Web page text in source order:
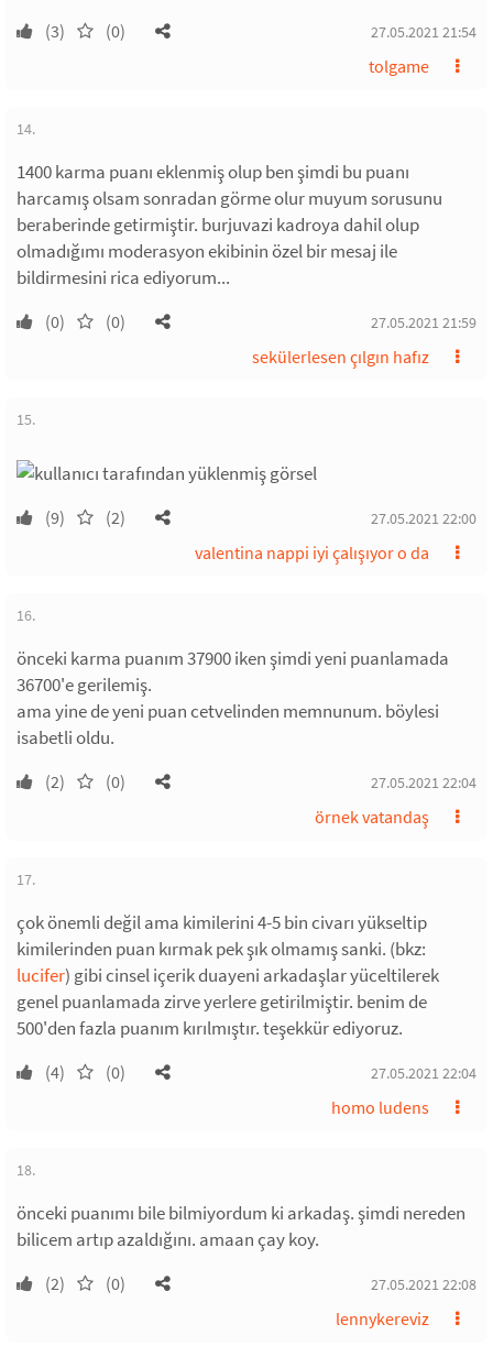
(3) (0) 27.05.2021 21:54
tolgame
14.
1400 karma puanı eklenmiş olup ben şimdi bu puanı
harcamış olsam sonradan görme olur muyum sorusunu
beraberinde getirmiştir. burjuvazi kadroya dahil olup
olmadığımı moderasyon ekibinin özel bir mesaj ile
bildirmesini rica ediyorum...
(0) (0) 27.05.2021 21:59
sekülerlesen çılgın hafız
15.
(9) (2) 27.05.2021 22:00
valentina nappi iyi çalışıyor o da
16.
önceki karma puanım 37900 iken şimdi yeni puanlamada
36700'e gerilemiş.
ama yine de yeni puan cetvelinden memnunum. böylesi
isabetli oldu.
(2) (0) 27.05.2021 22:04
örnek vatandaş
17.
çok önemli değil ama kimilerini 4-5 bin civarı yükseltip
kimilerinden puan kırmak pek şık olmamış sanki. (bkz:
lucifer) gibi cinsel içerik duayeni arkadaşlar yüceltilerek
genel puanlamada zirve yerlere getirilmiştir. benim de
500'den fazla puanım kırılmıştır. teşekkür ediyoruz.
(4) (0) 27.05.2021 22:04
homo ludens
18.
önceki puanımı bile bilmiyordum ki arkadaş. şimdi nereden
bilicem artıp azaldığını. amaan çay koy.
(2) (0) 27.05.2021 22:08
lennykereviz